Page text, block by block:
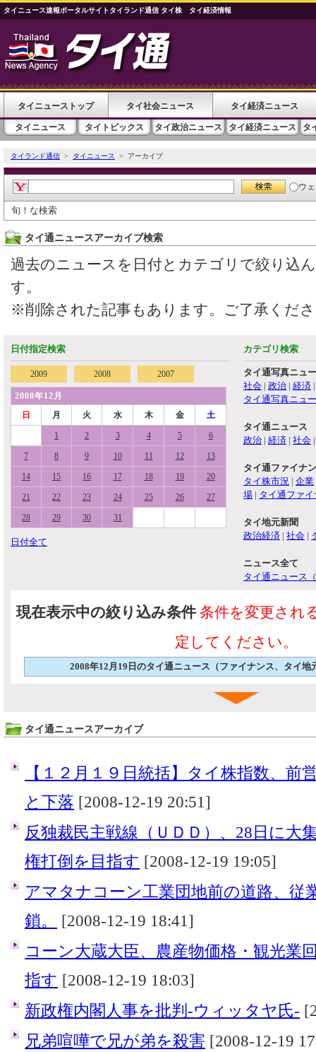
タイニュース速報ポータルサイトタイランド通信 タイ株 タイ経済情報
タイニューストップ タイ社会ニュース タイ経済ニュース
タイニュース タイトピックス タイ政治ニュース タイ経済ニュース タ
タイランド通信 > タイニュース > アーカイブ
ウ
旬！な検索
タイ通ニュースアーカイブ検索
過去のニュースを日付とカテゴリで絞り込
す。
※削除された記事もあります。ご了承くだ
日付指定検索
2009 2008 2007
2008年12月
日
月 火 水 木 金 土
1 2 3 4 5 6
7 8 9 10 11 12 13
14 15 16 17 18 19 20
21 22 23 24 25 26 27
28 29 30 31
日付全て
カテゴリ検索
タイ通写真ニュ
社会 | 政治 | 経済
タイ通写真ニュ
タイ通ニュース
政治 | 経済 | 社会
タイ通ファイナ
タイ株市況 | 企業
場 | タイ通ファ
タイ地元新聞
政治経済 | 社会 |
ニュース全て
タイ通ニュース
現在表示中の絞り込み条件 条件を変更され
定してください。
2008年12月19日のタイ通ニュース（ファイナンス、タイ地
タイ通ニュースアーカイブ
【１２月１９日統括】タイ株指数、前
と下落 [2008-12-19 20:51]
反独裁民主戦線（ＵＤＤ）、28日に大
権打倒を目指す [2008-12-19 19:05]
アマタナコーン工業団地前の道路、従
鎖。
[2008-12-19 18:41]
コーン大蔵大臣、農産物価格・観光業
指す [2008-12-19 18:03]
新政権内閣人事を批判-ウィッタヤ氏-
兄弟喧嘩で兄が弟を殺害 [2008-12-19